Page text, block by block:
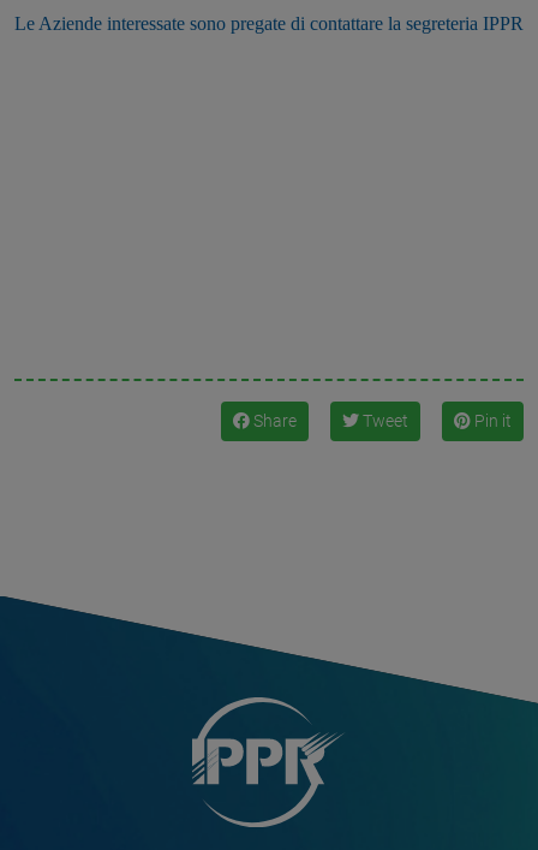
Le Aziende interessate sono pregate di contattare la segreteria IPPR
Share Tweet Pin it